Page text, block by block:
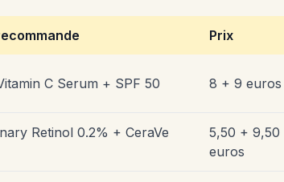
Prix
C Serum + SPF 50 8 + 9 euros
Retinol 0.2% + CeraVe
5,50 + 9,50
euros